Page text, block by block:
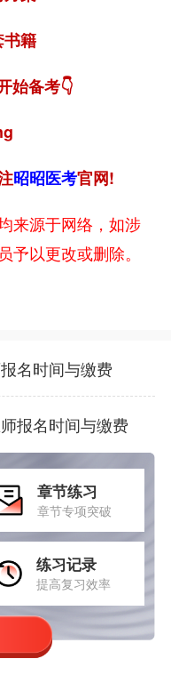
籍
始备考👇
昭昭医考官网!
来源于网络，如涉
予以更改或删除。
名时间与缴费
报名时间与缴费
章节练习
章节专项突破
练习记录
提高复习效率